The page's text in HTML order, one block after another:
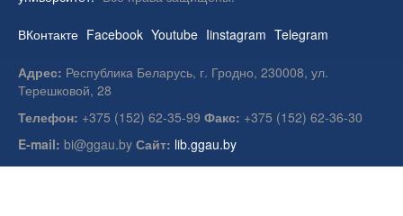
ВКонтакте Facebook Youtube Iinstagram Telegram
Адрес: Республика Беларусь, г. Гродно, 230008, ул.
Терешковой, 28
Телефон: +375 (152) 62-35-99 Факс: +375 (152) 62-36-30
E-mail: bi@ggau.by Сайт: lib.ggau.by